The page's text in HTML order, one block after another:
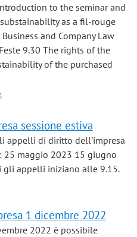
to the seminar and
as a fil-rouge
and Company Law
9.30 The rights of the
of the purchased
sessione estiva
appelli di diritto dell'impresa
25 maggio 2023 15 giugno
appelli iniziano alle 9.15.
1 dicembre 2022
2022 è possibile